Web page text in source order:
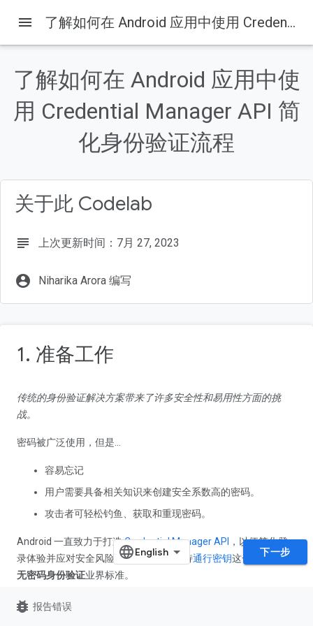
本页内容
1. 准备工作
前提条件
menu 了解如何在 Android 应用中使用 Credential Manager API 简化身份验证流程
了解如何在 Android 应用中使
用 Credential Manager API 简
化身份验证流程
关于此 Codelab
subject 上次更新时间：7月 27, 2023
account_circle Niharika Arora 编写
1. 准备工作
传统的身份验证解决方案带来了许多安全性和易用性方面的挑
战。
密码被广泛使用，但是...
容易忘记
用户需要具备相关知识来创建安全系数高的密码。
攻击者可轻松钓鱼、获取和重现密码。
Android 一直致力于打造Credential Manager API
，以便简化登
录体验并应对安全风险，具体方法是支持通行密钥这一新一代的
无密码身份验证业界标准。
Credential Manager 整合了对通行密钥的支持，并将其与密码、
下一步
bug_report 报告错误